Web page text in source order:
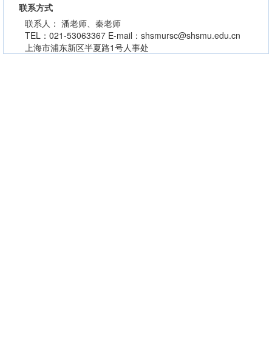
联系方式
联系人： 潘老师、秦老师
TEL：021-53063367 E-mail：shsmursc@shsmu.edu.cn
上海市浦东新区半夏路1号人事处